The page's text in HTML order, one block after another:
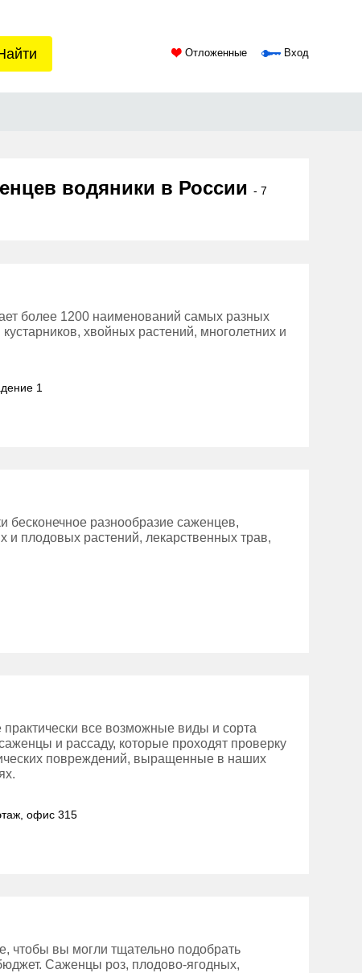
Отложенные Вход
водяники в России - 7
более 1200 наименований самых разных
хвойных растений, многолетних и
1
бесконечное разнообразие саженцев,
и плодовых растений, лекарственных трав,
все возможные виды и сорта
и рассаду, которые проходят проверку
повреждений, выращенные в наших
офис 315
чтобы вы могли тщательно подобрать
Саженцы роз, плодово-ягодных,